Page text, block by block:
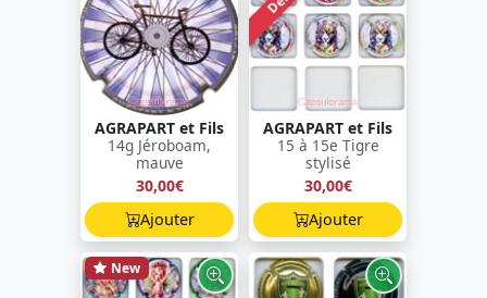
AGRAPART et Fils
14g Jéroboam,
mauve
30,00€
Ajouter
AGRAPART et Fils
15 à 15e Tigre
stylisé
30,00€
Ajouter
New